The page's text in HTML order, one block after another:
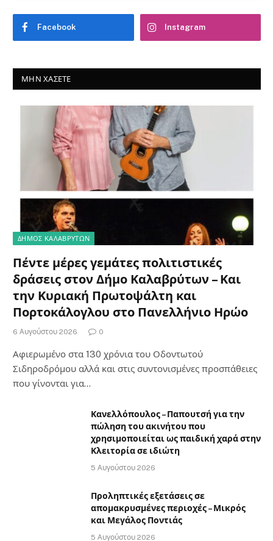
Facebook Instagram
ΜΗΝ ΧΆΣΕΤΕ
ΔΗΜΟΣ ΚΑΛΑΒΡΥΤΩΝ
Πέντε μέρες γεμάτες πολιτιστικές
δράσεις στον Δήμο Καλαβρύτων – Και
την Κυριακή Πρωτοψάλτη και
Πορτοκάλογλου στο Πανελλήνιο Ηρώο
6 Αυγούστου 2026 0
Αφιερωμένο στα 130 χρόνια του Οδοντωτού
Σιδηροδρόμου αλλά και στις συντονισμένες προσπάθειες
που γίνονται για…
Κανελλόπουλος – Παπουτσή για την
πώληση του ακινήτου που
χρησιμοποιείται ως παιδική χαρά στην
Κλειτορία σε ιδιώτη
5 Αυγούστου 2026
Προληπτικές εξετάσεις σε
απομακρυσμένες περιοχές – Μικρός
και Μεγάλος Ποντιάς
5 Αυγούστου 2026